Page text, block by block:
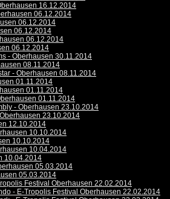
16.12.2014
06.12.2014
06.12.2014
06.12.2014
06.12.2014
06.12.2014
- Oberhausen 30.11.2014
08.11.2014
- Oberhausen 08.11.2014
01.11.2014
01.11.2014
01.11.2014
- Oberhausen 23.10.2014
23.10.2014
12.10.2014
10.10.2014
10.10.2014
10.04.2014
10.04.2014
05.03.2014
05.03.2014
Festival Oberhausen 22.02.2014
- E-Tropolis Festival Oberhausen 22.02.2014